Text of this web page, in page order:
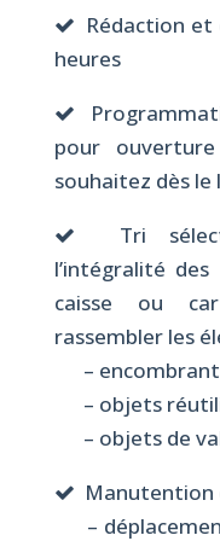
Rédaction et
heures
pour
souhaitez dès le
Tri
l’intégralité
caisse ou
rassembler les
–
– objets
– objets de
–